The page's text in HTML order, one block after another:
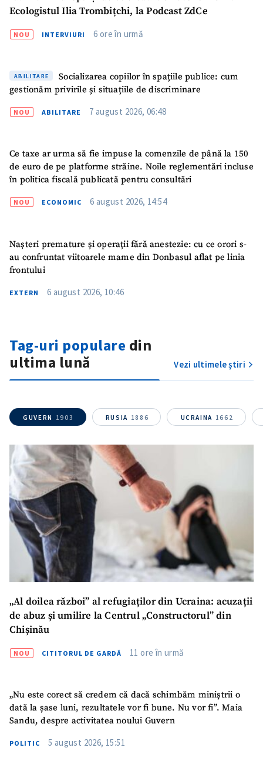
Trimite o informație
Despre ZdG
Ecologistul Ilia Trombițchi, la Podcast ZdCe
NOU INTERVIURI 6 ore în urmă
ABILITARE
Socializarea copiilor în spațiile publice: cum
gestionăm privirile și situațiile de discriminare
NOU ABILITARE 7 august 2026, 06:48
Ce taxe ar urma să fie impuse la comenzile de până la 150
de euro de pe platforme străine. Noile reglementări incluse
în politica fiscală publicată pentru consultări
NOU ECONOMIC 6 august 2026, 14:54
Nașteri premature și operații fără anestezie: cu ce orori s-
au confruntat viitoarele mame din Donbasul aflat pe linia
frontului
EXTERN 6 august 2026, 10:46
Tag-uri populare din
ultima lună
Vezi ultimele știri
GUVERN 1903 RUSIA 1886 UCRAINA 1662
„Al doilea război” al refugiaților din Ucraina: acuzații
de abuz și umilire la Centrul „Constructorul” din
Chișinău
NOU CITITORUL DE GARDĂ 11 ore în urmă
„Nu este corect să credem că dacă schimbăm miniștrii o
dată la șase luni, rezultatele vor fi bune. Nu vor fi”. Maia
Sandu, despre activitatea noului Guvern
POLITIC 5 august 2026, 15:51